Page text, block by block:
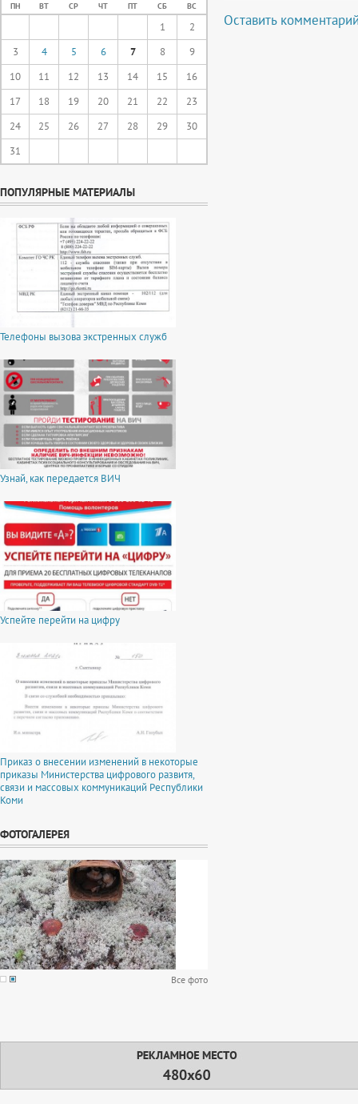
ПН ВТ СР ЧТ ПТ СБ ВС
1
2
3
4 5 6 7 8
9
10
11 12 13 14 15
16
17
18 19 20 21 22
23
24
25 26 27 28 29
30
31
ПОПУЛЯРНЫЕ МАТЕРИАЛЫ
Телефоны вызова экстренных служб
Узнай, как передается ВИЧ
Успейте перейти на цифру
Приказ о внесении изменений в некоторые
приказы Министерства цифрового развитя,
связи и массовых коммуникаций Республики
Коми
ФОТОГАЛЕРЕЯ
Все фото
Оставить